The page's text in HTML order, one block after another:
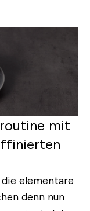
mit
elementare
denn nun